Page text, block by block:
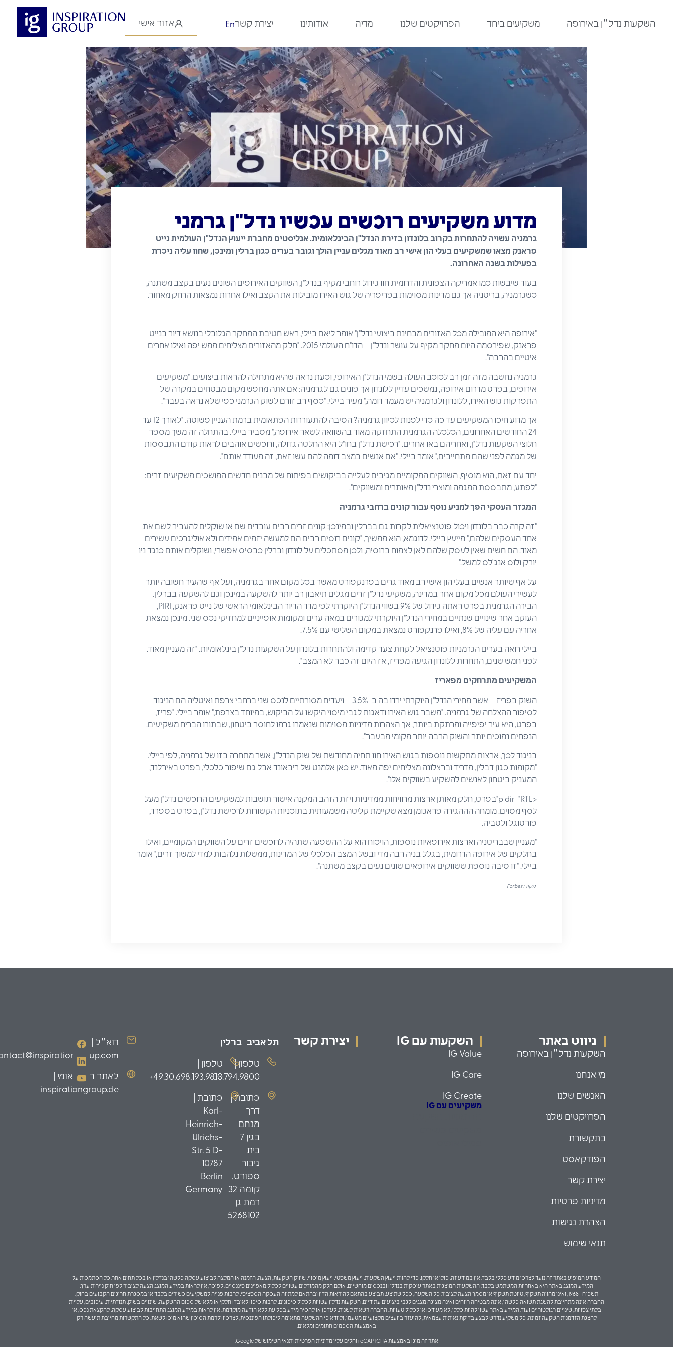
השקעות נדל״ן באירופה משקיעים ביחד הפרויקטים שלנו מדיה אודותינו יצירת קשרEn אזור אישי
מדוע משקיעים רוכשים עכשיו נדל"ן גרמני
גרמניה עשויה להתחרות בקרוב בלונדון בזירת הנדל"ן הבינלאומית. אנליסטים מחברת ייעוץ הנדל"ן העולמית נייט
פראנק מצאו שמשקיעים בעלי הון אישי רב מאוד מגלים עניין הולך וגובר בערים כגון ברלין ומינכן, שחוו עליה ניכרת
בפעילות בשנה האחרונה.
בעוד שיבשות כמו אמריקה הצפונית והדרומית חוו גידול רוחבי מקיף בנדל"ן, השווקים האירופים השונים נעים בקצב משתנה,
כשגרמניה, בריטניה אך גם מדינות מסוימות בפריפריה של גוש האירו מובילות את הקצב ואילו אחרות נמצאות הרחק מאחור.
"אירופה היא המובילה מכל האזורים מבחינת ביצועי נדל"ן" אומר ליאם ביילי, ראש חטיבת המחקר הגלובלי בנושא דיור בנייט
פראנק, שפירסמה היום מחקר מקיף על עושר ונדל"ן – הדו"ח העולמי 2015. "חלק מהאזורים מצליחים ממש יפה ואילו אחרים
איטיים בהרבה".
גרמניה נחשבה מזה זמן רב לכוכב העולה בשמי הנדל"ן האירופי, וכעת נראה שהיא מתחילה להראות ביצועים. "משקיעים
אירופים, בפרט מדרום אירופה, נמשכים עדיין ללונדון אך פונים גם לגרמניה: אם אתה מחפש מקום מבטחים במקרה של
התפרקות גוש האירו, ללונדון ולגרמניה יש מעמד דומה," מעיר ביילי. "כסף רב זורם לשוק הגרמני כפי שלא נראה בעבר".
אך מדוע חיכו המשקיעים עד כה כדי לפנות לכיוון גרמניה? הסיבה להתעוררות הפתאומית ברמת העניין פשוטה. "לאורך 12 עד
24 החודשים האחרונים, הכלכלה הגרמנית התחזקה מאוד בהשוואה לשאר אירופה," מסביר ביילי. בהתחלה זה משך מספר
חלוצי השקעות נדל"ן, ואחריהם באו אחרים. "רכישת נדל"ן בחו"ל היא החלטה גדולה, ורוכשים אוהבים לראות קודם התבססות
של מגמה לפני שהם מתחייבים," אומר ביילי. "אם אנשים במצב דומה להם עשו זאת, זה מעודד אותם".
יחד עם זאת, הוא מוסיף, השווקים המקומיים מגיבים לעלייה בביקושים בפיתוח של מבנים חדשים המושכים משקיעים זרים:
"לפתע, מתבססת המגמה ומוצרי נדל"ן מאותרים ומשווקים".
המגזר העסקי הפך למניע נוסף עבור קונים ברחבי גרמניה
"זה קרה כבר בלונדון ויכול פוטנציאלית לקרות גם בברלין ובמינכן: קונים זרים רבים עובדים שם או שוקלים להעביר לשם את
אחד העסקים שלהם," מייעץ ביילי. לדוגמא, הוא ממשיך, "קונים רוסים רבים הם למעשה יזמים אמידים ולא אוליגרכים עשירים
מאוד. הם חשים שאין לעסק שלהם לאן לצמוח ברוסיה, ולכן מסתכלים על לונדון וברלין כבסיס אפשרי, ושוקלים אותם כנגד ניו
יורק ולוס אנג'לס למשל."
על אף שיותר אנשים בעלי הון אישי רב מאוד גרים בפרנקפורט מאשר בכל מקום אחר בגרמניה, ועל אף שהעיר חשובה יותר
לעשירי העולם מכל מקום אחר במדינה, משקיעי נדל"ן זרים מגלים תיאבון רב יותר להשקעה במינכן וגם להשקעה בברלין.
הבירה הגרמנית בפרט ראתה גידול של 9% בשווי הנדל"ן היוקרתי לפי מדד הדיור הבינלאומי הראשי של נייט פראנק, PIRI,
העוקב אחר שינויים שנתיים במחירי הנדל"ן היוקרתי למגורים במאה ערים ומקומות אופייניים למחזיקי נכס שני. מינכן נמצאת
אחריה עם עליה של 8%, ואילו פרנקפורט נמצאת במקום השלישי עם 7.5%.
ביילי רואה בערים הגרמניות פוטנציאל לקחת צעד קדימה ולהתחרות בלונדון על השקעות נדל"ן בינלאומיות. "זה מעניין מאוד.
לפני חמש שנים, התחרות ללונדון הגיעה מפריז, אז היום זה כבר לא המצב".
המשקיעים מתרחקים מפאריז
השוק בפריז – אשר מחירי הנדל"ן היוקרתי ירדו בה ב-3.5% – ויעדים מסורתיים לנכס שני ברחבי צרפת ואיטליה הם הניגוד
לסיפור ההצלחה של גרמניה. "משבר גוש האירו ודאגות לגבי מיסוי היקשו על הביקוש, במיוחד בצרפת," אומר ביילי. "פריז,
בפרט, היא עיר יפיפייה ומרתקת ביותר, אך הצהרות מדיניות מסוימות שנאמרו גרמו לחוסר ביטחון, שבתורו הבריח משקיעים.
הנפחים נמוכים יותר והשוק הרבה יותר מקומי מבעבר".
בניגוד לכך, ארצות מתקשות נוספות בגוש האירו חוו תחיה מחודשת של שוק הנדל"ן, אשר מתחרה בזו של גרמניה, לפי ביילי.
"מקומות כגון דבלין, מדריד וברצלונה מצליחים יפה מאוד. יש כאן אלמנט של ריבאונד אבל גם שיפור כלכלי, בפרט באירלנד,
המעניק ביטחון לאנשים להשקיע בשווקים אלו".
<p dir="RTL"בפרט, חלק מאותן ארצות מרוויחות ממדיניות ויזת הזהב המקנה אישור תושבות למשקיעים הרוכשים נדל"ן מעל
לסף מסוים. מומחה הההגירה פראגומן מצא שקיימת קליטה משמעותית בתוכניות הקשורות לרכישת נדל"ן, בפרט בספרד,
פורטוגל ולטביה.
"מעניין שבבריטניה וארצות אירופאיות נוספות, הויכוח הוא על ההשפעה שתהיה לרוכשים זרים על השווקים המקומיים, ואילו
בחלקים של אירופה הדרומית, בגלל בניה רבה מדי ובשל המצב הכלכלי של המדינות, ממשלות נלהבות למדי למשוך זרים," אומר
ביילי. "זו סיבה נוספת ששווקים אירופאים שונים נעים בקצב משתנה".
מקור:Forbes
ניווט באתר
השקעות נדל״ן באירופה
מי אנחנו
האנשים שלנו
הפרויקטים שלנו
בתקשורת
הפודקאסט
יצירת קשר
מדיניות פרטיות
הצהרת נגישות
תנאי שימוש
השקעות עם IG
IG Value
IG Care
IG Create
משקיעים עם IG
יצירת קשר תל אביב
טלפון |
03.794.9800
כתובת |
דרך
מנחם
בגין 7
בית
גיבור
ספורט,
קומה 32
רמת גן
5268102
ברלין
טלפון |
49.30.698.193.9810+
כתובת |
Karl-
Heinrich-
Ulrichs-
Str. 5 D-
10787
Berlin
Germany
דוא״ל |
לאתר הבינלאומי |
inspirationgroup.de
המידע המופיע באתר זה נועד לצרכי מידע כללי בלבד. אין במידע זה, כולו או חלקו, כדי להוות ייעוץ השקעות, ייעוץ משפטי, ייעוץ מיסויי, שיווק השקעות, הצעה, הזמנה או המלצה לביצוע עסקה כלשהי בנדל"ן או בכל תחום אחר. כל הסתמכות על
המידע המוצג באתר היא באחריות המשתמש בלבד. ההשקעות המוצגות באתר עוסקות בנדל"ן ובנכסים מוחשיים, אולם חלק מהמודלים עשויים לכלול מאפיינים פיננסיים. לפיכך, אין לראות במידע המוצג הצעה לציבור לפי חוק ניירות ערך,
תשכ"ח–1968, ואינו מהווה תשקיף, טיוטת תשקיף או מסמך הצעה לציבור. כל השקעה, ככל שתוצע, תבוצע בהתאם להוראות הדין ובהתאם למתווה העסקה הספציפי, לרבות פנייה למשקיעים כשירים בלבד או במסגרת חריגים הקבועים בחוק.
החברה אינה מתחייבת להשגת תשואה כלשהי, אינה מבטיחה רווחים ואינה מציגה מצגים לגבי ביצועים עתידיים. השקעות נדל"ן עשויות לכלול סיכונים, לרבות סיכון לאובדן חלקי או מלא של סכום ההשקעה, שינויים בשוק, תנודתיות, עיכובים, עלויות
בלתי צפויות, שינויים רגולטוריים ועוד. המידע באתר עשוי להיות כללי, לא מעודכן או לכלול טעויות. החברה רשאית לשנות, לעדכן או להסיר מידע בכל עת ללא הודעה מוקדמת. אין לראות במידע המוצג התחייבות לביצוע עסקה, להקצאת נכס, או
להצגת הזדמנות השקעה זמינה. כל משקיע נדרש לבצע בדיקת נאותות עצמאית, להיעזר ביועצים מקצועיים מטעמו, ולוודא כי ההשקעה מתאימה ליכולתו הפיננסית, לצרכיו ולרמת הסיכון שהוא מוכן לשאת. כל התקשרות מחייבת תיעשה רק
באמצעות הסכמים חתומים ומלאים.
אתר זה מוגן באמצעות reCAPTCHA וחלים עליו מדיניות הפרטיות ותנאי השימוש של Google.